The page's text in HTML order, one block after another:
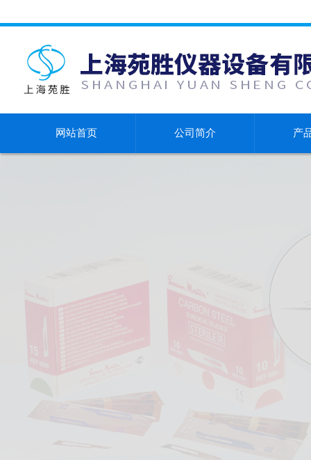
网站首页 公司简介 产